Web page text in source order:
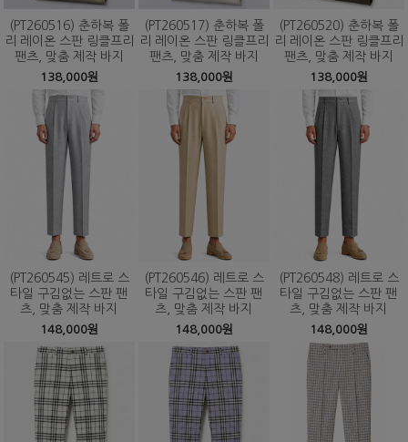
(PT260516) 춘하복 폴
리 레이온 스판 링클프리
팬츠, 맞춤 제작 바지
138,000원
(PT260517) 춘하복 폴
리 레이온 스판 링클프리
팬츠, 맞춤 제작 바지
138,000원
(PT260520) 춘하복 폴
리 레이온 스판 링클프리
팬츠, 맞춤 제작 바지
138,000원
(PT260545) 레트로 스
타일 구김없는 스판 팬
츠, 맞춤 제작 바지
148,000원
(PT260546) 레트로 스
타일 구김없는 스판 팬
츠, 맞춤 제작 바지
148,000원
(PT260548) 레트로 스
타일 구김없는 스판 팬
츠, 맞춤 제작 바지
148,000원